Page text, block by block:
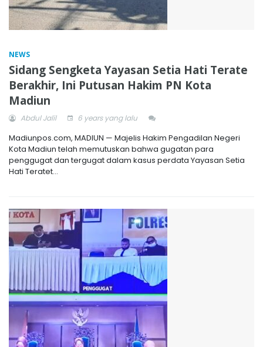
NEWS
Sidang Sengketa Yayasan Setia Hati Terate
Berakhir, Ini Putusan Hakim PN Kota
Madiun
Abdul Jalil 6 years yang lalu
Madiunpos.com, MADIUN — Majelis Hakim Pengadilan Negeri
Kota Madiun telah memutuskan bahwa gugatan para
penggugat dan tergugat dalam kasus perdata Yayasan Setia
Hati Teratet...